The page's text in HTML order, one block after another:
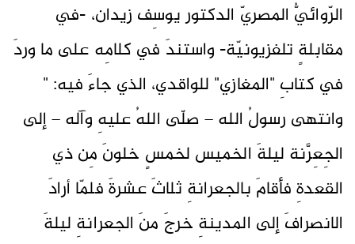
الرّوائيُّ المصريّ الدكتور يوسِف زيدان، -في
مقابلةٍ تلفزيونيّة- واستندَ في كلامِه على ما وردَ
في كتابِ "المغازي" للواقدي، الذي جاءَ فيه: "
وانتهى رسولُ الله – صلّى اللهُ عليهِ وآله – إلى
الجِعِرَّنة ليلةَ الخميس لخمسٍ خلونَ مِن ذي
القعدةِ فأقامَ بالجعرانةِ ثلاثَ عشرةَ فلمّا أرادَ
الانصرافَ إلى المدينةِ خرجَ منَ الجعرانةِ ليلةَ